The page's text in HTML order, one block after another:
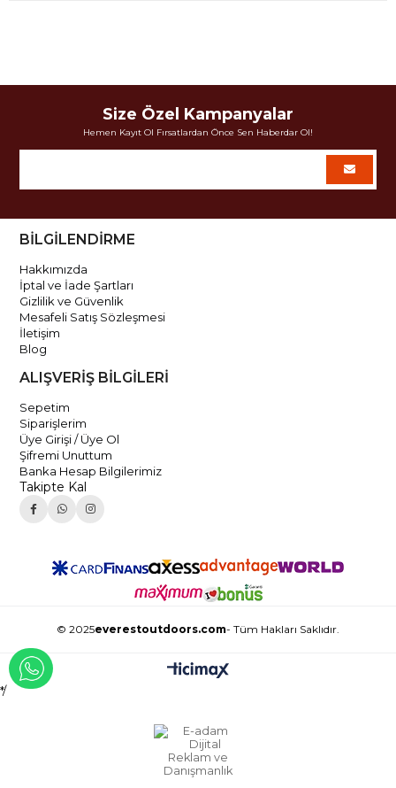
Size Özel Kampanyalar
Hemen Kayıt Ol Fırsatlardan Önce Sen Haberdar Ol!
BİLGİLENDİRME
Hakkımızda
İptal ve İade Şartları
Gizlilik ve Güvenlik
Mesafeli Satış Sözleşmesi
İletişim
Blog
ALIŞVERİŞ BİLGİLERİ
Sepetim
Siparişlerim
Üye Girişi / Üye Ol
Şifremi Unuttum
Banka Hesap Bilgilerimiz
Takipte Kal
© 2025everestoutdoors.com- Tüm Hakları Saklıdır.
*/
WHATSAPP İLE İLETİŞİME GEÇ